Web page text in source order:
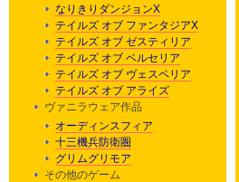
なりきりダンジョンX
テイルズ オブ ファンタジアX
テイルズ オブ ゼスティリア
テイルズ オブ ベルセリア
テイルズ オブ ヴェスペリア
テイルズ オブ アライズ
ヴァニラウェア作品
オーディンスフィア
十三機兵防衛圏
グリムグリモア
その他のゲーム